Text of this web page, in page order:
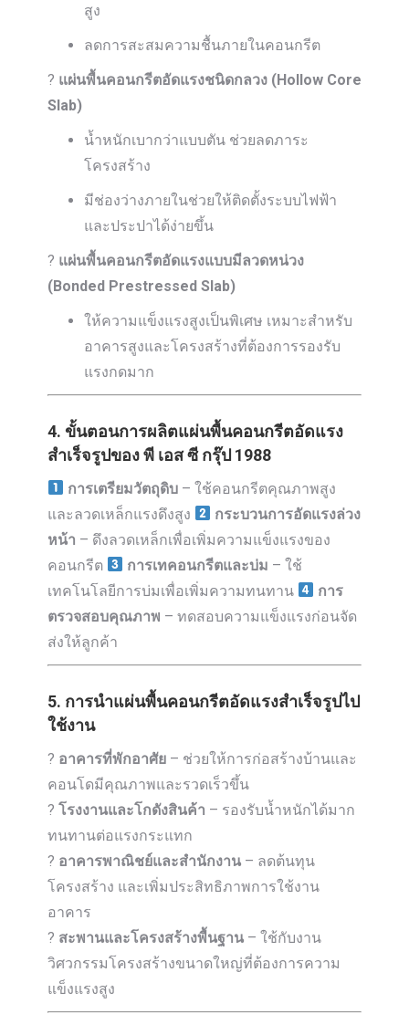
สูง
ลดการสะสมความชื้นภายในคอนกรีต
? แผ่นพื้นคอนกรีตอัดแรงชนิดกลวง (Hollow Core
Slab)
น้ำหนักเบากว่าแบบตัน ช่วยลดภาระ
โครงสร้าง
มีช่องว่างภายในช่วยให้ติดตั้งระบบไฟฟ้า
และประปาได้ง่ายขึ้น
? แผ่นพื้นคอนกรีตอัดแรงแบบมีลวดหน่วง
(Bonded Prestressed Slab)
ให้ความแข็งแรงสูงเป็นพิเศษ เหมาะสำหรับ
อาคารสูงและโครงสร้างที่ต้องการรองรับ
แรงกดมาก
4. ขั้นตอนการผลิตแผ่นพื้นคอนกรีตอัดแรง
สำเร็จรูปของ พี เอส ซี กรุ๊ป 1988
การเตรียมวัตถุดิบ – ใช้คอนกรีตคุณภาพสูง
และลวดเหล็กแรงดึงสูง
กระบวนการอัดแรงล่วง
หน้า – ดึงลวดเหล็กเพื่อเพิ่มความแข็งแรงของ
คอนกรีต
การเทคอนกรีตและบ่ม – ใช้
เทคโนโลยีการบ่มเพื่อเพิ่มความทนทาน
การ
ตรวจสอบคุณภาพ – ทดสอบความแข็งแรงก่อนจัด
ส่งให้ลูกค้า
5. การนำแผ่นพื้นคอนกรีตอัดแรงสำเร็จรูปไป
ใช้งาน
? อาคารที่พักอาศัย – ช่วยให้การก่อสร้างบ้านและ
คอนโดมีคุณภาพและรวดเร็วขึ้น
? โรงงานและโกดังสินค้า – รองรับน้ำหนักได้มาก
ทนทานต่อแรงกระแทก
? อาคารพาณิชย์และสำนักงาน – ลดต้นทุน
โครงสร้าง และเพิ่มประสิทธิภาพการใช้งาน
อาคาร
?️ สะพานและโครงสร้างพื้นฐาน – ใช้กับงาน
วิศวกรรมโครงสร้างขนาดใหญ่ที่ต้องการความ
แข็งแรงสูง